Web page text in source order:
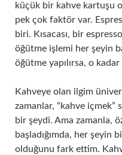
küçük bir kahve kartuşu
pek çok faktör var.
biri. Kısacası, bir
öğütme işlemi her şeyin
öğütme yapılırsa, o
Kahveye olan ilgim
zamanlar, “kahve içmek”
bir şeydi. Ama zamanla,
başladığımda, her şeyin
olduğunu fark ettim.